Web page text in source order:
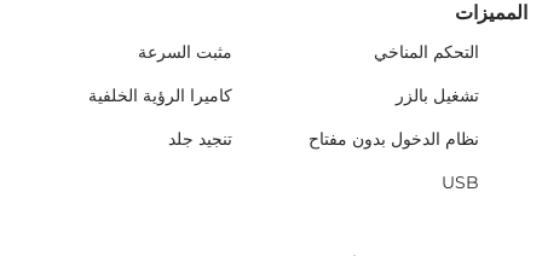
المميزات
التحكم المناخي
تشغيل بالزر
نظام الدخول بدون مفتاح
USB
مثبت السرعة
كاميرا الرؤية الخلفية
تنجيد جلد